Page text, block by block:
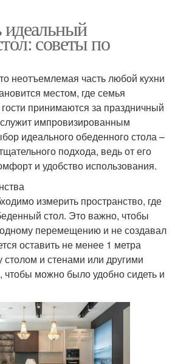
идеальный
советы по
неотъемлемая часть любой кухни
местом, где семья
принимаются за праздничный
импровизированным
идеального обеденного стола –
подхода, ведь от его
и удобство использования.
измерить пространство, где
стол. Это важно, чтобы
перемещению и не создавал
оставить не менее 1 метра
столом и стенами или другими
можно было удобно сидеть и